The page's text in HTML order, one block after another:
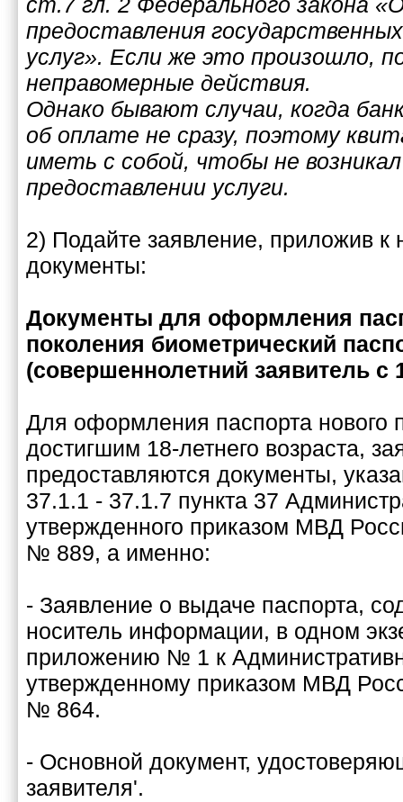
предоставления
услуг». Если же это произошло,
неправомерные действия.
Однако бывают случаи, когда
об оплате не сразу, поэтому
иметь с собой, чтобы не
предоставлении услуги.
2) Подайте заявление, приложив
документы:
Документы для оформления
поколения биометрический
(совершеннолетний заявитель c
Для оформления паспорта нового
достигшим 18-летнего возраста,
предоставляются документы,
37.1.1 - 37.1.7 пункта 37
утвержденного приказом МВД
№ 889, а именно:
- Заявление о выдаче паспорта,
носитель информации, в одном
приложению № 1 к
утвержденному приказом МВД
№ 864.
- Основной документ,
заявителя'.